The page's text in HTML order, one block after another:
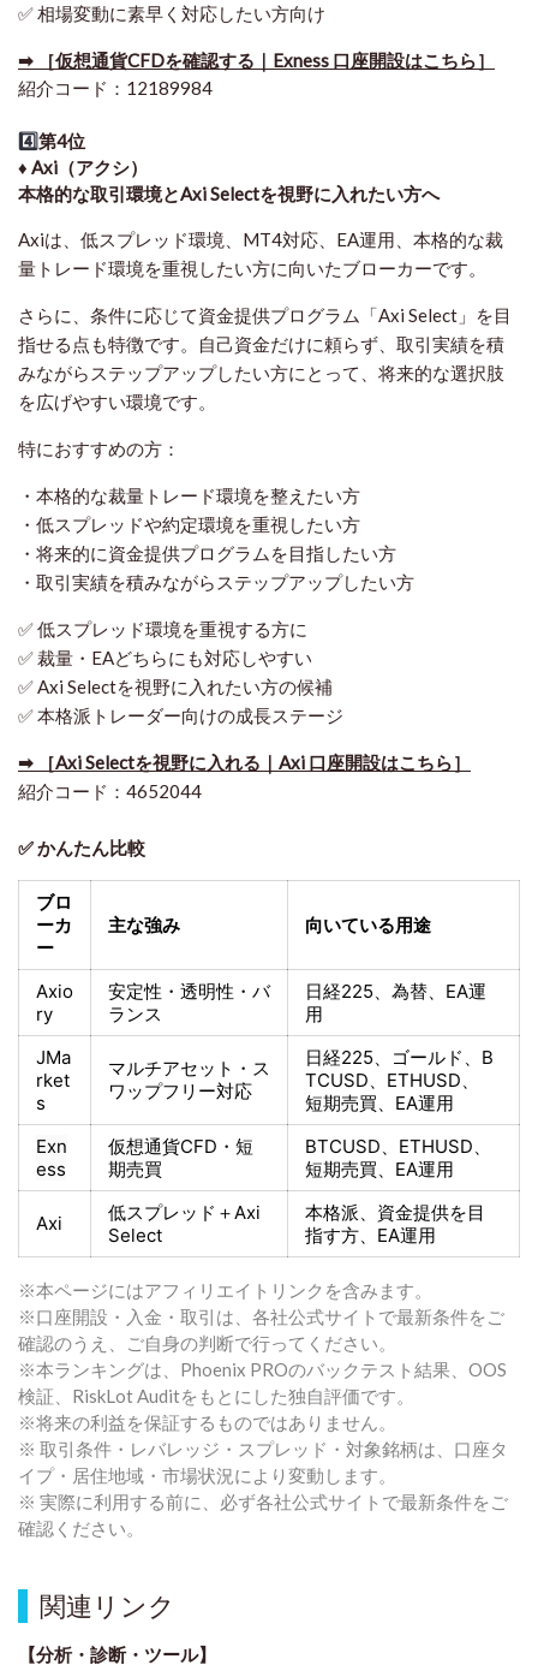
✅ 相場変動に素早く対応したい方向け
➡ ［仮想通貨CFDを確認する｜Exness 口座開設はこちら］
紹介コード：12189984
4️⃣第4位
♦️ Axi（アクシ）
本格的な取引環境とAxi Selectを視野に入れたい方へ
Axiは、低スプレッド環境、MT4対応、EA運用、本格的な裁
量トレード環境を重視したい方に向いたブローカーです。
さらに、条件に応じて資金提供プログラム「Axi Select」を目
指せる点も特徴です。自己資金だけに頼らず、取引実績を積
みながらステップアップしたい方にとって、将来的な選択肢
を広げやすい環境です。
特におすすめの方：
・本格的な裁量トレード環境を整えたい方
・低スプレッドや約定環境を重視したい方
・将来的に資金提供プログラムを目指したい方
・取引実績を積みながらステップアップしたい方
✅ 低スプレッド環境を重視する方に
✅ 裁量・EAどちらにも対応しやすい
✅ Axi Selectを視野に入れたい方の候補
✅ 本格派トレーダー向けの成長ステージ
➡ ［Axi Selectを視野に入れる｜Axi 口座開設はこちら］
紹介コード：4652044
✅ かんたん比較
ブロ
ーカ
ー
主な強み 向いている用途
Axio
ry
安定性・透明性・バ
ランス
日経225、為替、EA運
用
JMa
rket
s
マルチアセット・ス
ワップフリー対応
日経225、ゴールド、 B
TCUSD、ETHUSD、
短期売買、EA運用
Exn
ess
仮想通貨CFD・短
期売買
BTCUSD、ETHUSD、
短期売買、EA運用
Axi 低スプレッド＋Axi
Select
本格派、資金提供を目
指す方、EA運用
※本ページにはアフィリエイトリンクを含みます。
※口座開設・入金・取引は、各社公式サイトで最新条件をご
確認のうえ、ご自身の判断で行ってください。
※本ランキングは、Phoenix PROのバックテスト結果、OOS
検証、RiskLot Auditをもとにした独自評価です。
※将来の利益を保証するものではありません。
※ 取引条件・レバレッジ・スプレッド・対象銘柄は、口座タ
イプ・居住地域・市場状況により変動します。
※ 実際に利用する前に、必ず各社公式サイトで最新条件をご
確認ください。
関連リンク
【分析・診断・ツール】